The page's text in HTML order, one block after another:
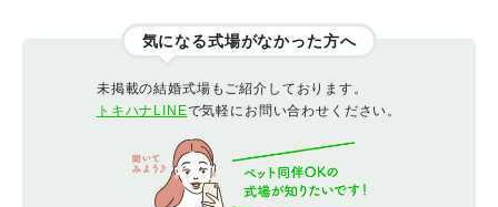
気になる式場がなかった方へ
未掲載の結婚式場もご紹介しております。
トキハナLINEで気軽にお問い合わせください。